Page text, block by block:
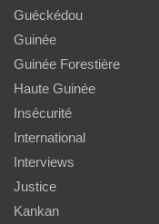
Guéckédou
Guinée
Guinée Forestière
Haute Guinée
Insécurité
International
Interviews
Justice
Kankan